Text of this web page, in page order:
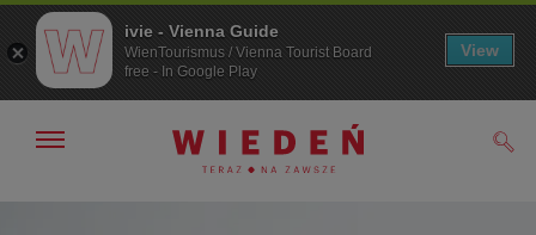
Pokaż/ukryj
ivie - Vienna Guide
WienTourismus / Vienna Tourist Board
free - In Google Play
View